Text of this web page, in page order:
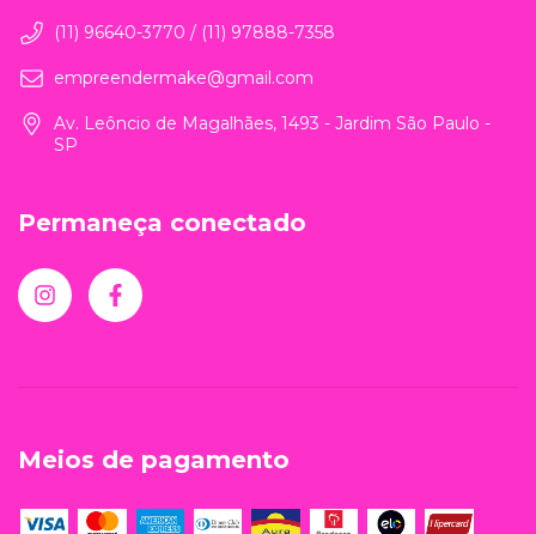
(11) 96640-3770 / (11) 97888-7358
empreendermake@gmail.com
Av. Leôncio de Magalhães, 1493 - Jardim São Paulo -
SP
Permaneça conectado
Meios de pagamento